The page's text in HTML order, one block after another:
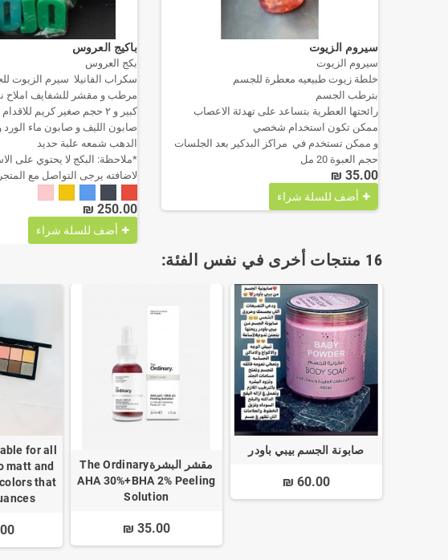
باكيج العروس
بكج العروس
سكراب الفانيلا سيرم الزيوت
مرطب و مقشر للشفايف املاح
كبير و ٢ حجم صغير كريم
صابون الليف و صابون ماء
الدهب شمعه علبة حديد
*ملاحظة: البكج لا يحتوي على
لاضافته يرجى التواصل مع المتجر
250.00 ₪
أضف للسلة شراء
سيروم الزيوت
سيروم الزيوت
خلطة زيوت طبيعيه معطرة للجسم
بترطب الجسم
رائحتها العطرية بتساعد على تهدئة الاعصاب
ممكن تكون استخدام شخصي
و ممكن تستخدم في مراكز البدكير بعد الجلسات
حجم العبوة 20 مل
35.00 ₪
أضف للسلة شراء
16 منتجات أخرى في نفس الفئة:
for all
matt and
that
₪
مقشر البشرةThe Ordinary
AHA 30%+BHA 2% Peeling
Solution
35.00 ₪
صابونة الجسم بيبي باودر
60.00 ₪